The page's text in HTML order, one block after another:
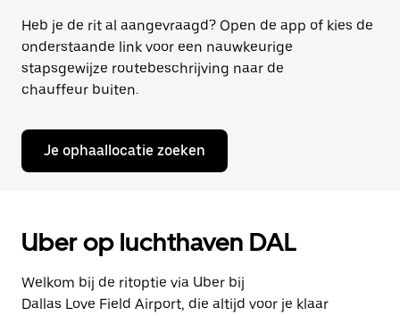
Heb je de rit al aangevraagd? Open de app of kies de
onderstaande link voor een nauwkeurige
stapsgewijze routebeschrijving naar de
chauffeur buiten.
Je ophaallocatie zoeken
Uber op luchthaven DAL
Welkom bij de ritoptie via Uber bij
Dallas Love Field Airport, die altijd voor je klaar